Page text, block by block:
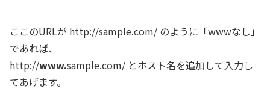
ここのURLが http://sample.com/ のように「wwwなし」
であれば、
http://www.sample.com/ とホスト名を追加して入力し
てあげます。